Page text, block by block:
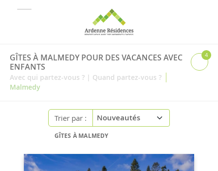
GÎTES À MALMEDY POUR DES VACANCES AVEC
ENFANTS
Avec qui partez-vous ? | Quand partez-vous ? |
Malmedy
4
Trier par :
GÎTES À MALMEDY